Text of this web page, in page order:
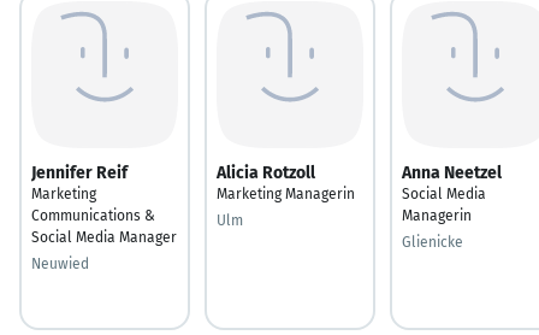
Jennifer Reif
Marketing
Communications &
Social Media Manager
Neuwied
Alicia Rotzoll
Marketing Managerin
Ulm
Anna Neetzel
Social Media
Managerin
Glienicke